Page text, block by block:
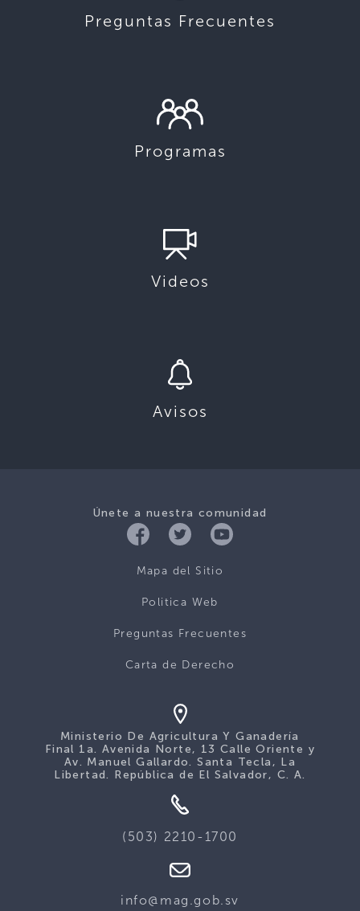
Preguntas Frecuentes
Programas
Videos
Avisos
Únete a nuestra comunidad
Mapa del Sitio
Politica Web
Preguntas Frecuentes
Carta de Derecho
Ministerio De Agricultura Y Ganadería
Final 1a. Avenida Norte, 13 Calle Oriente y
Av. Manuel Gallardo. Santa Tecla, La
Libertad. República de El Salvador, C. A.
(503) 2210-1700
info@mag.gob.sv